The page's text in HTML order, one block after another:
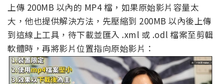
上傳 200MB 以內的 MP4 檔，如果原始影片容量太
大，他也提供解決方法，先壓縮到 200MB 以內後上傳
到這線上工具，待下載並匯入 .xml 或 .odl 檔案至剪輯
軟體時，再將影片位置指向原始影片：